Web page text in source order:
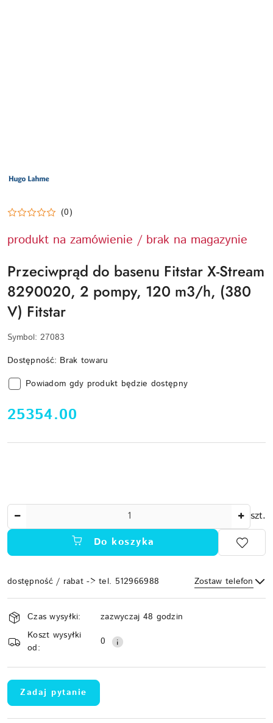
HUGO
LAHME
(0)
produkt na zamówienie / brak na magazynie
Przeciwprąd do basenu Fitstar X-Stream
8290020, 2 pompy, 120 m3/h, (380
V) Fitstar
Symbol: 27083
Dostępność: Brak towaru
Powiadom gdy produkt będzie dostępny
cena:
25354.00
szt.
Do koszyka
dostępność / rabat -> tel. 512966988 Zostaw telefon
Wyślij
Dostępność
i
dostawa
Czas wysyłki:
zazwyczaj 48 godzin
Koszt wysyłki
od:
0
Zadaj pytanie